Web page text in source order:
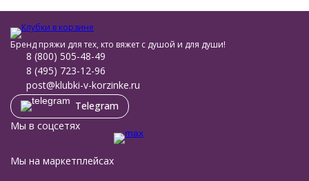
Бренд пряжи для тех, кто вяжет с душой и для души!
8 (800) 505-48-49
8 (495) 723-12-96
post@klubki-v-korzinke.ru
Telegram
Мы в соцсетях
Мы на маркетплейсах